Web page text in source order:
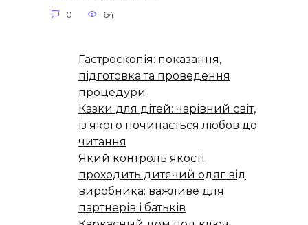
0 64
Гастроскопія: показання,
підготовка та проведення
процедури
Казки для дітей: чарівний світ,
із якого починається любов до
читання
Який контроль якості
проходить дитячий одяг від
виробника: важливе для
партнерів і батьків